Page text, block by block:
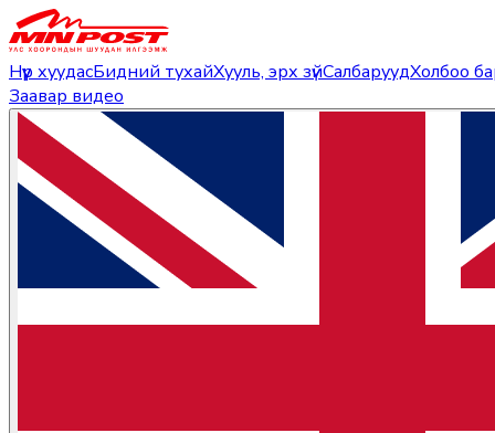
Нүүр хуудасБидний тухайХууль, эрх зүйСалбаруудХолбоо
Заавар видео